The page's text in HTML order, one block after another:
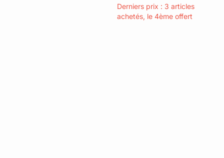
Derniers prix : 3 articles
achetés, le 4ème offert